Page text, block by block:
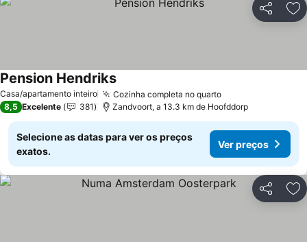
Partilhar
Casa/apartamento inteiro Cozinha completa no quarto
Pension Hendriks
8,5 Excelente 381 Zandvoort, a 13.3 km de Hoofddorp
Selecione as datas para ver os preços
exatos.
Ver preços
Partilhar